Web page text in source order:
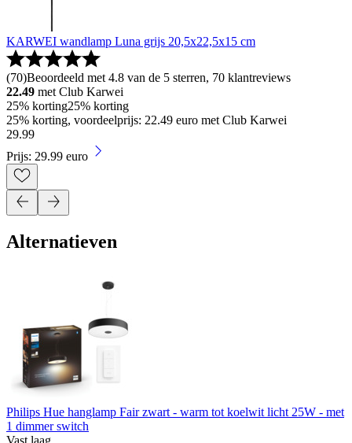
KARWEI wandlamp Luna grijs 20,5x22,5x15 cm
(70)Beoordeeld met 4.8 van de 5 sterren, 70 klantreviews
22.49 met Club Karwei
25% korting25% korting
25% korting, voordeelprijs: 22.49 euro met Club Karwei
29.99
Prijs: 29.99 euro
Alternatieven
Philips Hue hanglamp Fair zwart - warm tot koelwit licht 25W - met
1 dimmer switch
Vast laag